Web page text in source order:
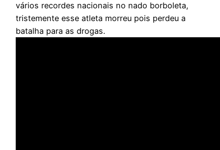
vários recordes nacionais no nado borboleta,
tristemente esse atleta morreu pois perdeu a
batalha para as drogas.